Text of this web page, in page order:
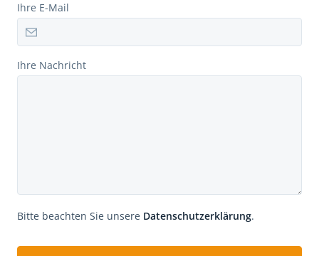
Ihre E-Mail
Ihre Nachricht
Bitte beachten Sie unsere Datenschutzerklärung.